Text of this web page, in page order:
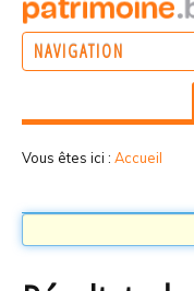
NAVIGATION
Vous êtes ici : Accueil